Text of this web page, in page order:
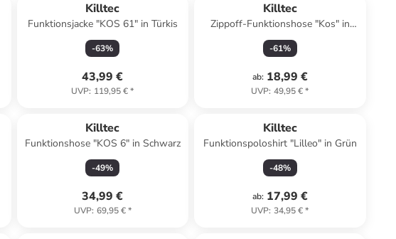
Killtec
Funktionsjacke "KOS 61" in Türkis
-63%
43,99 €
UVP: 119,95 €*
Killtec
Zippoff-Funktionshose "Kos" in
Khaki
-61%
ab: 18,99 €
UVP: 49,95 €*
Killtec
Funktionshose "KOS 6" in Schwarz
-49%
34,99 €
UVP: 69,95 €*
Killtec
Funktionspoloshirt "Lilleo" in Grün
-48%
ab: 17,99 €
UVP: 34,95 €*